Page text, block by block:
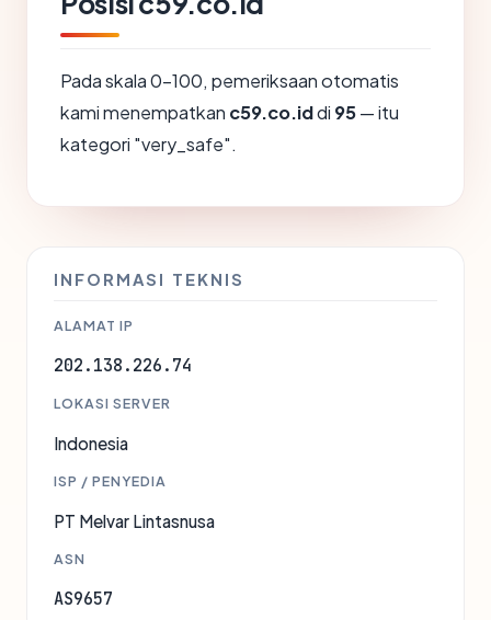
Pada skala 0-100, pemeriksaan otomatis
kami menempatkan c59.co.iddi 95— itu
kategori "very_safe".
INFORMASI TEKNIS
ALAMAT IP
202.138.226.74
LOKASI SERVER
Indonesia
ISP / PENYEDIA
PT Melvar Lintasnusa
ASN
AS9657